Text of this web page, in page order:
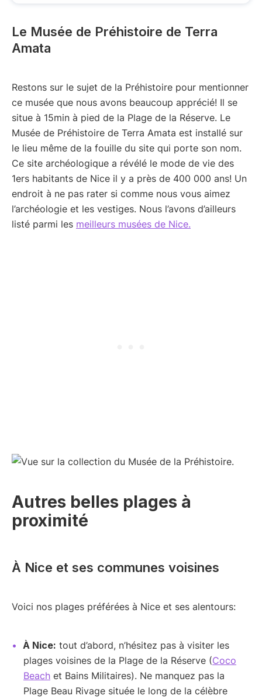
Le Musée de Préhistoire de Terra
Amata
Restons sur le sujet de la Préhistoire pour mentionner
ce musée que nous avons beaucoup apprécié! Il se
situe à 15min à pied de la Plage de la Réserve. Le
Musée de Préhistoire de Terra Amata est installé sur
le lieu même de la fouille du site qui porte son nom.
Ce site archéologique a révélé le mode de vie des
1ers habitants de Nice il y a près de 400 000 ans! Un
endroit à ne pas rater si comme nous vous aimez
l’archéologie et les vestiges. Nous l’avons d’ailleurs
listé parmi les meilleurs musées de Nice.
Autres belles plages à
proximité
À Nice et ses communes voisines
Voici nos plages préférées à Nice et ses alentours:
À Nice: tout d’abord, n’hésitez pas à visiter les
plages voisines de la Plage de la Réserve (Coco
Beach et Bains Militaires). Ne manquez pas la
Plage Beau Rivage située le long de la célèbre